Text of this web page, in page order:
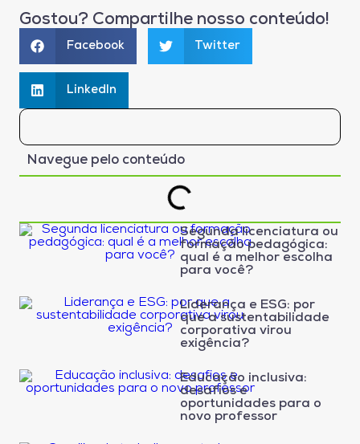
Gostou? Compartilhe nosso conteúdo!
Facebook Twitter
LinkedIn
Navegue pelo conteúdo
Segunda licenciatura ou
formação pedagógica:
qual é a melhor escolha
para você?
Liderança e ESG: por
que a sustentabilidade
corporativa virou
exigência?
Educação inclusiva:
desafios e
oportunidades para o
novo professor